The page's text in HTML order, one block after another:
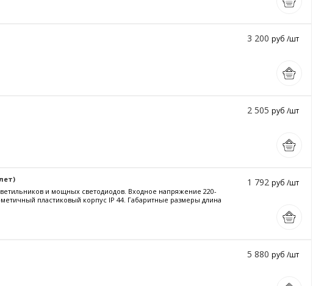
3 200 руб /шт
2 505 руб /шт
и мощных светодиодов. Входное напряжение 220-
пластиковый корпус IP 44. Габаритные размеры длина
1 792 руб /шт
5 880 руб /шт